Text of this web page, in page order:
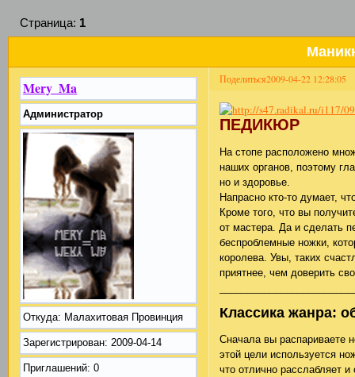
Страница: 1
Поделиться2009-04-22 12:28:05
Mery_Ma
Администратор
Откуда: Малахитовая Провинция
Зарегистрирован: 2009-04-14
Приглашений: 0
ПЕДИКЮР
На стопе расположено
наших органов, поэтому
но и здоровье.
Напрасно кто-то думает,
Кроме того, что вы
от мастера. Да и сделать
беспроблемные ножки,
королева. Увы, таких
приятнее, чем доверить
Классика жанра:
Сначала вы распариваете
этой цели используется
что отлично расслабляет